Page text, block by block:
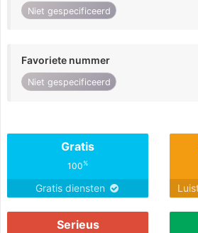
Niet gespecificeerd
Favoriete nummer
Niet gespecificeerd
Gratis
100%
Gratis diensten
Serieus